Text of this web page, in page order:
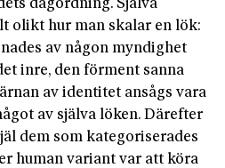
dagordning. Själva
olikt hur man skalar en lök:
av någon myndighet
inre, den förment sanna
av identitet ansågs vara
av själva löken. Därefter
dem som kategoriserades
human variant var att köra